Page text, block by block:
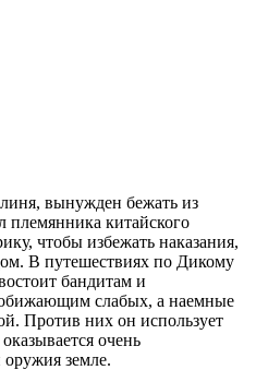
вынужден бежать из
племянника китайского
чтобы избежать наказания,
В путешествиях по Дикому
бандитам и
слабых, а наемные
Против них он использует
очень
земле.